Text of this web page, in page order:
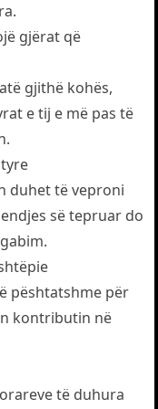
gjërat që
gjithë kohës,
e tij e më pas të
duhet të veproni
së tepruar do
pështatshme për
kontributin në
të duhura